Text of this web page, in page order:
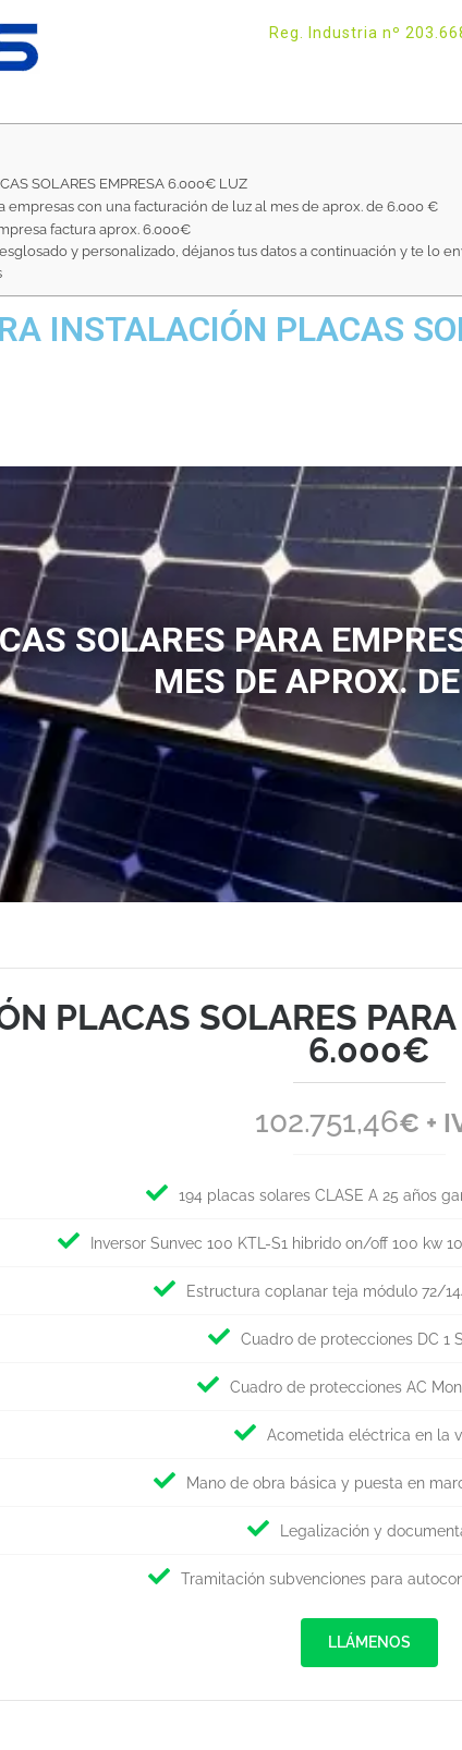
Reg. Industria nº
SOLARES EMPRESA 6.000€ LUZ
empresas con una facturación de luz al mes de aprox. de 6.000 €
factura aprox. 6.000€
y personalizado, déjanos tus datos a continuación y te lo
INSTALACIÓN PLACAS
SOLARES PARA
MES DE APROX.
PLACAS SOLARES
6.000€
102.751,46€ +
194 placas solares CLASE A 25 años
Inversor Sunvec 100 KTL-S1 hibrido on/off 100 kw
Estructura coplanar teja módulo 72/
Cuadro de protecciones DC 1
Cuadro de protecciones AC
Acometida eléctrica en la
Mano de obra básica y puesta en
Legalización y
Tramitación subvenciones para
LLÁMENOS